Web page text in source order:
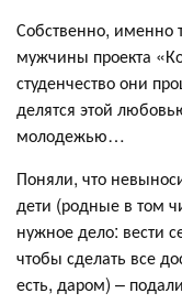
Собственно, именно
мужчины проекта
студенчество они
делятся этой
молодежью…
Поняли, что
дети (родные в том
нужное дело: вести
чтобы сделать все
есть, даром) –